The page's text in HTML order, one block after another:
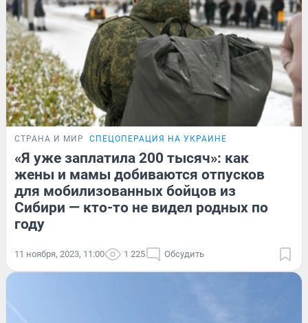
СТРАНА И МИР СПЕЦОПЕРАЦИЯ НА УКРАИНЕ
«Я уже заплатила 200 тысяч»: как
жены и мамы добиваются отпусков
для мобилизованных бойцов из
Сибири — кто-то не видел родных по
году
11 ноября, 2023, 11:00 1 225 Обсудить